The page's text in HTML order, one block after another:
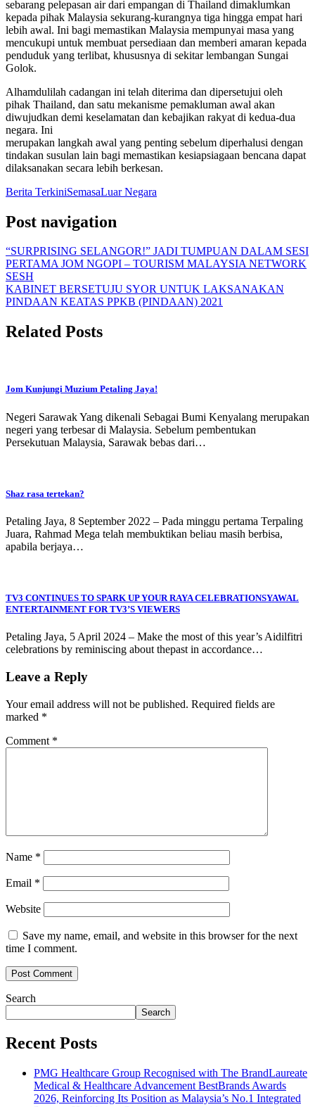
sebarang pelepasan air dari empangan di Thailand dimaklumkan
kepada pihak Malaysia sekurang-kurangnya tiga hingga empat hari
lebih awal. Ini bagi memastikan Malaysia mempunyai masa yang
mencukupi untuk membuat persediaan dan memberi amaran kepada
penduduk yang terlibat, khususnya di sekitar lembangan Sungai
Golok.
Alhamdulilah cadangan ini telah diterima dan dipersetujui oleh
pihak Thailand, dan satu mekanisme pemakluman awal akan
diwujudkan demi keselamatan dan kebajikan rakyat di kedua-dua
negara. Ini
merupakan langkah awal yang penting sebelum diperhalusi dengan
tindakan susulan lain bagi memastikan kesiapsiagaan bencana dapat
dilaksanakan secara lebih berkesan.
Berita TerkiniSemasaLuar Negara
Post navigation
“SURPRISING SELANGOR!” JADI TUMPUAN DALAM SESI
PERTAMA JOM NGOPI – TOURISM MALAYSIA NETWORK
SESH
KABINET BERSETUJU SYOR UNTUK LAKSANAKAN
PINDAAN KEATAS PPKB (PINDAAN) 2021
Related Posts
Jom Kunjungi Muzium Petaling Jaya!
Negeri Sarawak Yang dikenali Sebagai Bumi Kenyalang merupakan
negeri yang terbesar di Malaysia. Sebelum pembentukan
Persekutuan Malaysia, Sarawak bebas dari…
Shaz rasa tertekan?
Petaling Jaya, 8 September 2022 – Pada minggu pertama Terpaling
Juara, Rahmad Mega telah membuktikan beliau masih berbisa,
apabila berjaya…
TV3 CONTINUES TO SPARK UP YOUR RAYA CELEBRATIONSYAWAL
ENTERTAINMENT FOR TV3’S VIEWERS
Petaling Jaya, 5 April 2024 – Make the most of this year’s Aidilfitri
celebrations by reminiscing about thepast in accordance…
Leave a Reply
Your email address will not be published. Required fields are
marked *
Comment *
Name *
Email *
Website
Save my name, email, and website in this browser for the next
time I comment.
Search
Search
Recent Posts
PMG Healthcare Group Recognised with The BrandLaureate
Medical & Healthcare Advancement BestBrands Awards
2026, Reinforcing Its Position as Malaysia’s No.1 Integrated